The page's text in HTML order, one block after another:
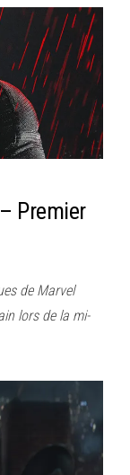
Premier
de Marvel
lors de la mi-